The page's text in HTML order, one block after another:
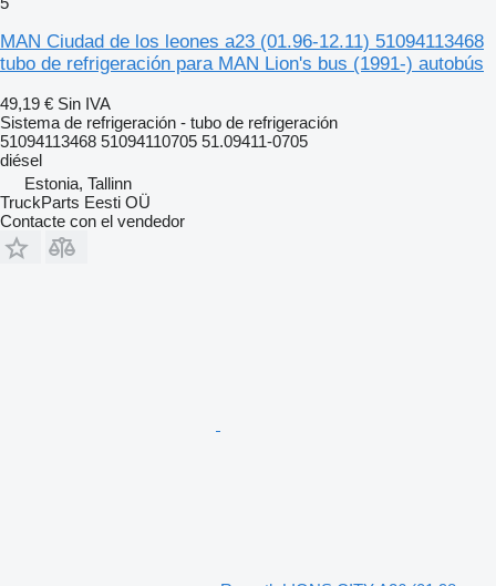
MAN Ciudad de los leones a23 (01.96-12.11) 51094113468
tubo de refrigeración para MAN Lion's bus (1991-) autobús
49,19 € Sin IVA
Sistema de refrigeración - tubo de refrigeración
51094113468 51094110705 51.09411-0705
diésel
Estonia, Tallinn
TruckParts Eesti OÜ
Contacte con el vendedor